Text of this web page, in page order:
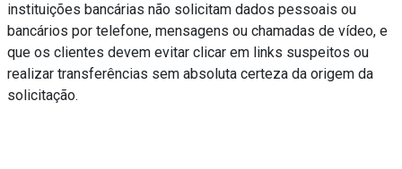
instituições bancárias não solicitam dados pessoais ou
bancários por telefone, mensagens ou chamadas de vídeo, e
que os clientes devem evitar clicar em links suspeitos ou
realizar transferências sem absoluta certeza da origem da
solicitação.